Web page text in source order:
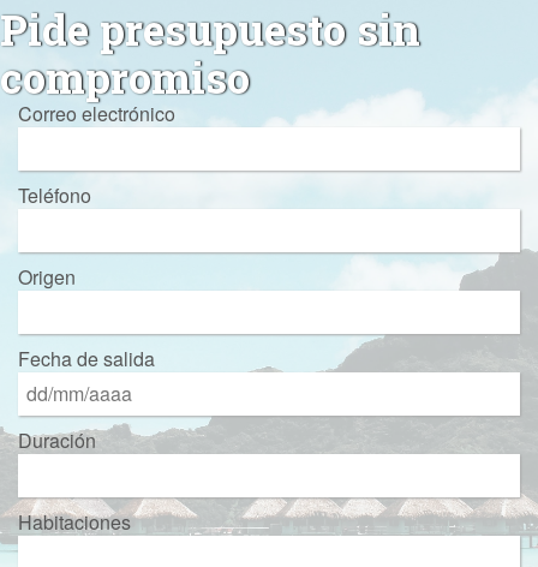
Pide presupuesto sin
compromiso
Correo electrónico
Teléfono
Origen
Fecha de salida
Duración
Habitaciones